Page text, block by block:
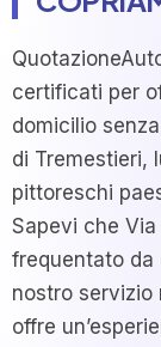
certificati per
domicilio
di Tremestieri,
pittoreschi
Sapevi che
frequentato da
nostro servizio
offre